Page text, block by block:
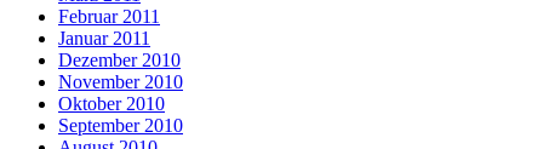
Februar 2011
Januar 2011
Dezember 2010
November 2010
Oktober 2010
September 2010